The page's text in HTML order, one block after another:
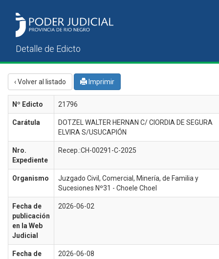
‹ Volver al listado Imprimir
Nº Edicto 21796
Carátula
DOTZEL WALTER HERNAN C/ CIORDIA DE SEGURA
ELVIRA S/USUCAPIÓN
Nro.
Expediente
Recep.:CH-00291-C-2025
Organismo
Juzgado Civil, Comercial, Minería, de Familia y
Sucesiones Nº31 - Choele Choel
Fecha de
publicación
en la Web
Judicial
2026-06-02
Fecha de
2026-06-08